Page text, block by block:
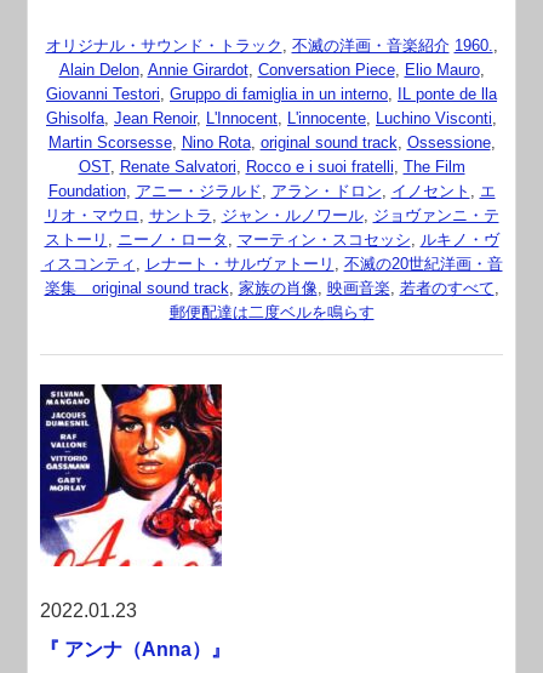
オリジナル・サウンド・トラック , 不滅の洋画・音楽紹介 1960.,
Alain Delon, Annie Girardot, Conversation Piece, Elio Mauro,
Giovanni Testori, Gruppo di famiglia in un interno,
IL ponte de lla
Ghisolfa, Jean Renoir, L'Innocent, L'innocente, Luchino Visconti,
Martin Scorsesse, Nino Rota, original sound track, Ossessione,
OST, Renate Salvatori, Rocco e i suoi fratelli, The Film
Foundation, アニー・ジラルド, アラン・ドロン, イノセント , エ
リオ・マウロ , サントラ , ジャン・ルノワール, ジョヴァンニ・テ
ストーリ , ニーノ・ロータ , マーティン・スコセッシ, ルキノ・ヴ
ィスコンティ , レナート・サルヴァトーリ , 不滅の20世紀洋画・音
楽集 original sound track, 家族の肖像, 映画音楽, 若者のすべて,
郵便配達は二度ベルを鳴らす
2022.01.23
『 アンナ（Anna）』